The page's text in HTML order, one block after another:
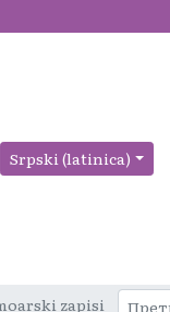
Srpski (latinica)
zapisi